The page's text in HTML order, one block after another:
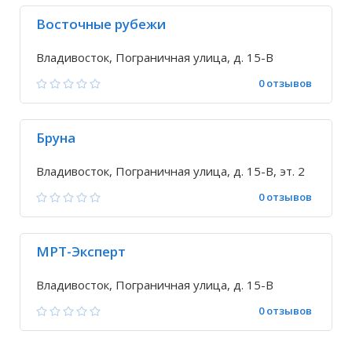
Восточные рубежи
Владивосток, Пограничная улица, д. 15-В
0 отзывов
Бруна
Владивосток, Пограничная улица, д. 15-В, эт. 2
0 отзывов
МРТ-Эксперт
Владивосток, Пограничная улица, д. 15-В
0 отзывов